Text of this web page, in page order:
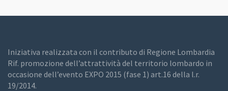
Iniziativa realizzata con il contributo di Regione Lombardia
Rif. promozione dell’attrattività del territorio lombardo in
occasione dell’evento EXPO 2015 (fase 1) art.16 della l.r.
19/2014.